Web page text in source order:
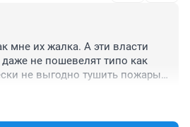
мне их жалка. А эти власти
не пошевелят типо как
не выгодно тушить пожары!